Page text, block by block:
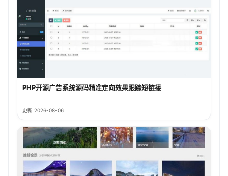
PHP开源广告系统源码精准定向效果跟踪短链接
更新 2026-08-06